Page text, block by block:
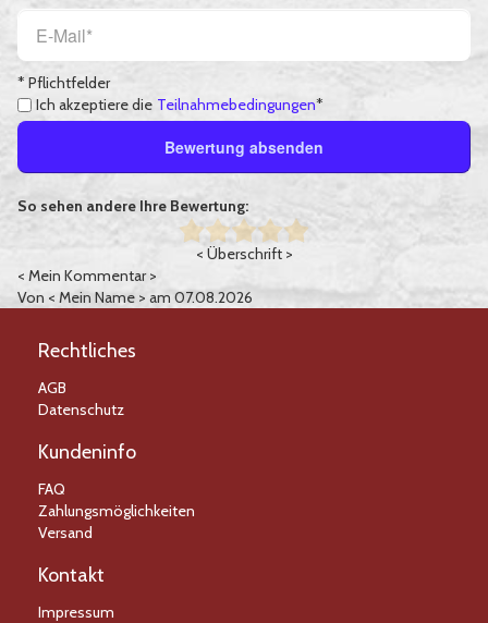
* Pflichtfelder
Ich akzeptiere die Teilnahmebedingungen*
Bewertung absenden
So sehen andere Ihre Bewertung:
< Überschrift >
< Mein Kommentar >
Von < Mein Name > am 07.08.2026
Rechtliches
AGB
Datenschutz
Kundeninfo
FAQ
Zahlungsmöglichkeiten
Versand
Kontakt
Impressum